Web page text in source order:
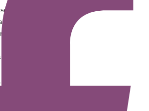
PACIENTES